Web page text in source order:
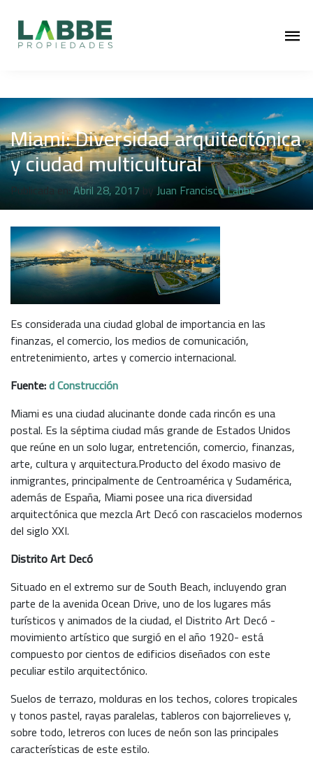
Miami: Diversidad arquitectónica
y ciudad multicultural
Publicada en:Abril 28, 2017 byJuan Francisco Labbé
Es considerada una ciudad global de importancia en las
finanzas, el comercio, los medios de comunicación,
entretenimiento, artes y comercio internacional.
Fuente:d Construcción
Miami es una ciudad alucinante donde cada rincón es una
postal. Es la séptima ciudad más grande de Estados Unidos
que reúne en un solo lugar, entretención, comercio, finanzas,
arte, cultura y arquitectura.Producto del éxodo masivo de
inmigrantes, principalmente de Centroamérica y Sudamérica,
además de España, Miami posee una rica diversidad
arquitectónica que mezcla Art Decó con rascacielos modernos
del siglo XXI.
Distrito Art Decó
Situado en el extremo sur de South Beach, incluyendo gran
parte de la avenida Ocean Drive, uno de los lugares más
turísticos y animados de la ciudad, el Distrito Art Decó -
movimiento artístico que surgió en el año 1920- está
compuesto por cientos de edificios diseñados con este
peculiar estilo arquitectónico.
Suelos de terrazo, molduras en los techos, colores tropicales
y tonos pastel, rayas paralelas, tableros con bajorrelieves y,
sobre todo, letreros con luces de neón son las principales
características de este estilo.